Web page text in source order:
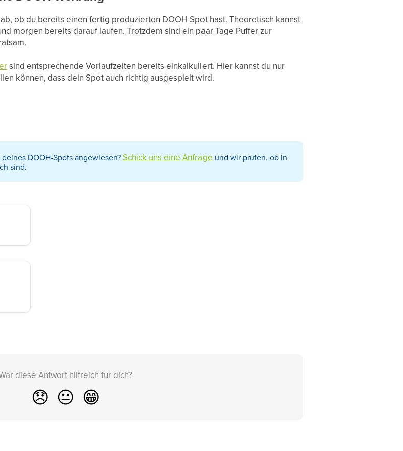
ob du bereits einen fertig produzierten DOOH-Spot hast. Theoretisch kannst
morgen bereits darauf laufen. Trotzdem sind ein paar Tage Puffer zur
sind entsprechende Vorlaufzeiten bereits einkalkuliert. Hier kannst du nur
können, dass dein Spot auch richtig ausgespielt wird.
DOOH-Spots angewiesen?Schick uns eine Anfrage und wir prüfen, ob in
sind.
diese Antwort hilfreich für dich?
😞 😐 😁